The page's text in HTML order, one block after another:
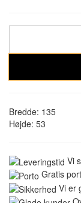
Bredde: 135
Højde: 53
Vi
Gratis
Vi er